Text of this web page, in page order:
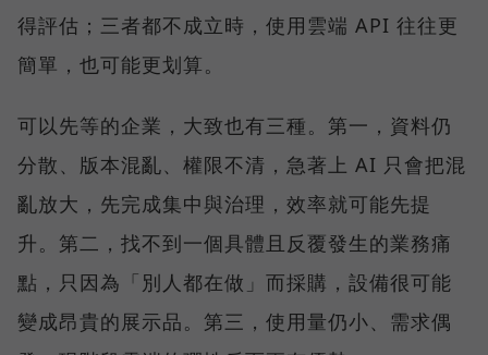
得評估；三者都不成立時，使用雲端 API 往往更
簡單，也可能更划算。
可以先等的企業，大致也有三種。第一，資料仍
分散、版本混亂、權限不清，急著上 AI 只會把混
亂放大，先完成集中與治理，效率就可能先提
升。第二，找不到一個具體且反覆發生的業務痛
點，只因為「別人都在做」而採購，設備很可能
變成昂貴的展示品。第三，使用量仍小、需求偶